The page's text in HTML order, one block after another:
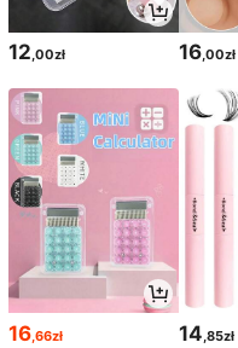
12,00zł 16,00zł
16 ,66zł 14 ,85zł